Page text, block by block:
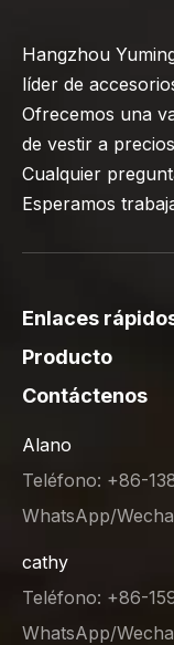
Hangzhou
líder de
Ofrecemos una
de vestir a
Cualquier
Esperamos
Enlaces
Producto
Contáctenos
Alano
Teléfono: +86-
WhatsApp/
cathy
Teléfono: +86-
WhatsApp/